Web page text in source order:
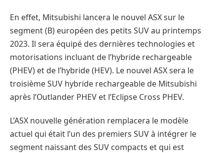
En effet, Mitsubishi lancera le nouvel ASX sur le
segment (B) européen des petits SUV au printemps
2023. Il sera équipé des dernières technologies et
motorisations incluant de l’hybride rechargeable
(PHEV) et de l’hybride (HEV). Le nouvel ASX sera le
troisième SUV hybride rechargeable de Mitsubishi
après l’Outlander PHEV et l’Eclipse Cross PHEV.
L’ASX nouvelle génération remplacera le modèle
actuel qui était l’un des premiers SUV à intégrer le
segment naissant des SUV compacts et qui est